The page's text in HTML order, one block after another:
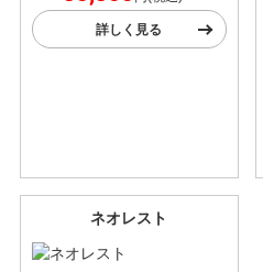
詳しく見る
ネオレスト